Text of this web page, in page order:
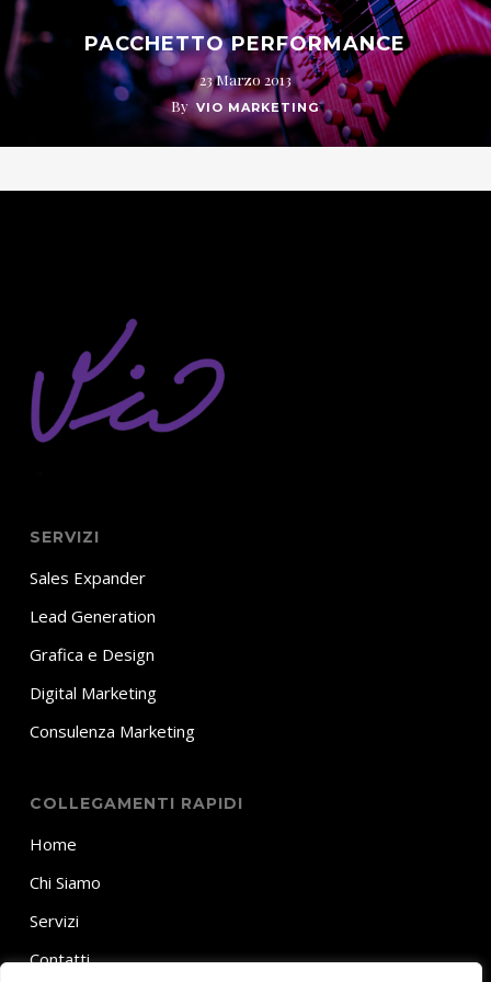
PACCHETTO PERFORMANCE
23 Marzo 2013
By VIO MARKETING
SERVIZI
Sales Expander
Lead Generation
Grafica e Design
Digital Marketing
Consulenza Marketing
COLLEGAMENTI RAPIDI
Home
Chi Siamo
Servizi
Contatti